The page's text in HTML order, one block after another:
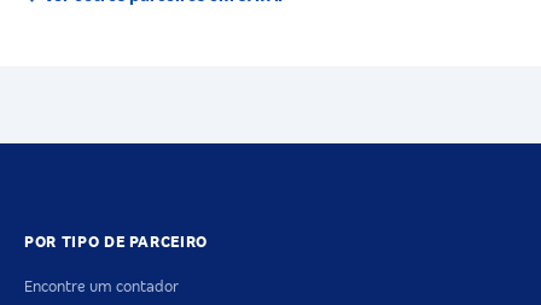
POR TIPO DE PARCEIRO
Encontre um contador